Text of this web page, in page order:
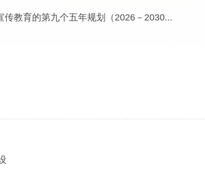
教育的第九个五年规划（2026－2030...